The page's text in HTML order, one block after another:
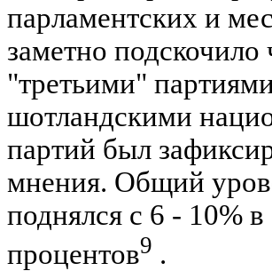
парламентских и
заметно
"третьими"
шотландскими
партий был
мнения. Общий
поднялся с 6 - 10%
процентов9 .